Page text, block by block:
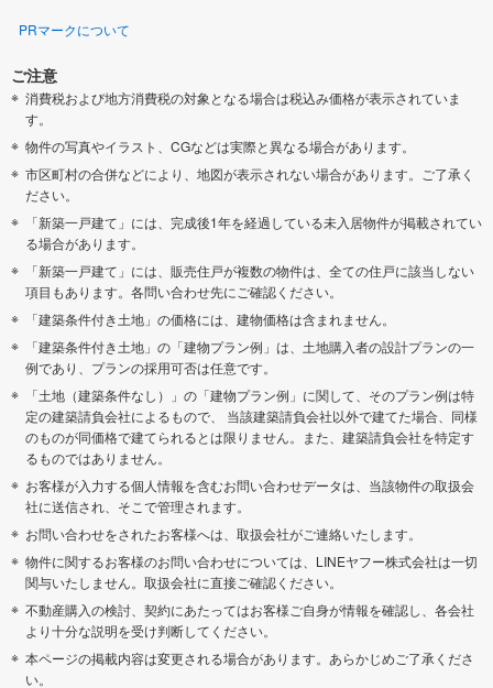
PRマークについて
ご注意
消費税および地方消費税の対象となる場合は税込み価格が表示されていま
す。
物件の写真やイラスト、CGなどは実際と異なる場合があります。
市区町村の合併などにより、地図が表示されない場合があります。ご了承く
ださい。
「新築一戸建て」には、完成後1年を経過している未入居物件が掲載されてい
る場合があります。
「新築一戸建て」には、販売住戸が複数の物件は、全ての住戸に該当しない
項目もあります。各問い合わせ先にご確認ください。
「建築条件付き土地」の価格には、建物価格は含まれません。
「建築条件付き土地」の「建物プラン例」は、土地購入者の設計プランの一
例であり、プランの採用可否は任意です。
「土地（建築条件なし）」の「建物プラン例」に関して、そのプラン例は特
定の建築請負会社によるもので、 当該建築請負会社以外で建てた場合、同様
のものが同価格で建てられるとは限りません。また、建築請負会社を特定す
るものではありません。
お客様が入力する個人情報を含むお問い合わせデータは、当該物件の取扱会
社に送信され、そこで管理されます。
お問い合わせをされたお客様へは、取扱会社がご連絡いたします。
物件に関するお客様のお問い合わせについては、LINEヤフー株式会社は一切
関与いたしません。取扱会社に直接ご確認ください。
不動産購入の検討、契約にあたってはお客様ご自身が情報を確認し、各会社
より十分な説明を受け判断してください。
本ページの掲載内容は変更される場合があります。あらかじめご了承くださ
い。